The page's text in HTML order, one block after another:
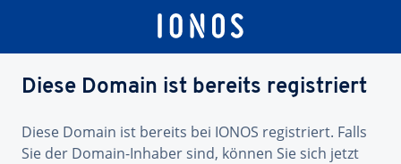
Diese Domain ist bereits registriert
Diese Domain ist bereits bei IONOS registriert. Falls
Sie der Domain-Inhaber sind, können Sie sich jetzt